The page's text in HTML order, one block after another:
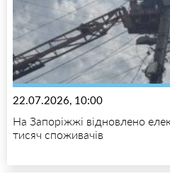
22.07.2026, 10:00
На Запоріжжі відновлено
тисяч споживачів